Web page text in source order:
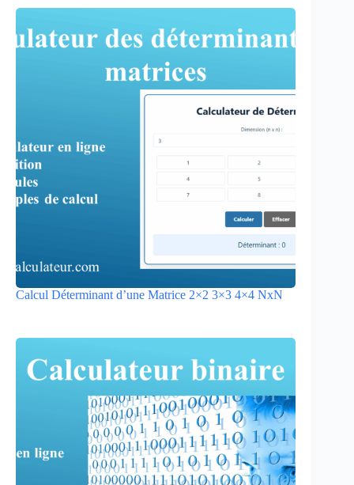
Calcul Déterminant d’une Matrice 2×2 3×3 4×4 NxN